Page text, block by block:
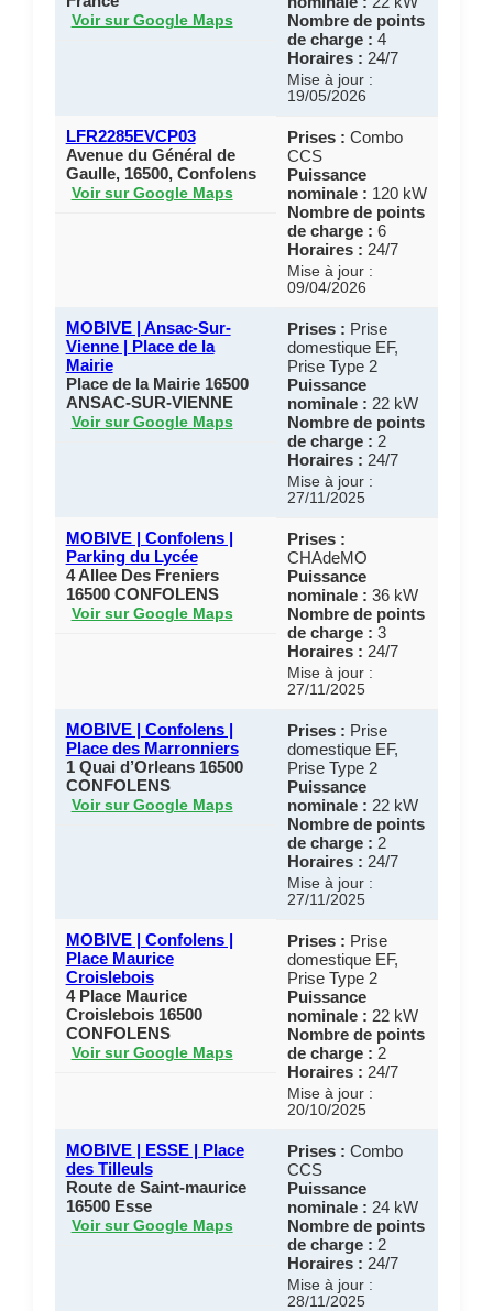
Voir sur Google Maps
Nombre de points
de charge : 4
Horaires : 24/7
Mise à jour :
19/05/2026
LFR2285EVCP03
Avenue du Général de
Gaulle, 16500, Confolens
Voir sur Google Maps
Prises : Combo
CCS
Puissance
nominale : 120 kW
Nombre de points
de charge : 6
Horaires : 24/7
Mise à jour :
09/04/2026
MOBIVE | Ansac-Sur-
Vienne | Place de la
Mairie
Place de la Mairie 16500
ANSAC-SUR-VIENNE
Voir sur Google Maps
Prises : Prise
domestique EF,
Prise Type 2
Puissance
nominale : 22 kW
Nombre de points
de charge : 2
Horaires : 24/7
Mise à jour :
27/11/2025
MOBIVE | Confolens |
Parking du Lycée
4 Allee Des Freniers
16500 CONFOLENS
Voir sur Google Maps
Prises :
CHAdeMO
Puissance
nominale : 36 kW
Nombre de points
de charge : 3
Horaires : 24/7
Mise à jour :
27/11/2025
MOBIVE | Confolens |
Place des Marronniers
1 Quai d’Orleans 16500
CONFOLENS
Voir sur Google Maps
Prises : Prise
domestique EF,
Prise Type 2
Puissance
nominale : 22 kW
Nombre de points
de charge : 2
Horaires : 24/7
Mise à jour :
27/11/2025
MOBIVE | Confolens |
Place Maurice
Croislebois
4 Place Maurice
Croislebois 16500
CONFOLENS
Voir sur Google Maps
Prises : Prise
domestique EF,
Prise Type 2
Puissance
nominale : 22 kW
Nombre de points
de charge : 2
Horaires : 24/7
Mise à jour :
20/10/2025
MOBIVE | ESSE | Place
des Tilleuls
Route de Saint-maurice
16500 Esse
Voir sur Google Maps
Prises : Combo
CCS
Puissance
nominale : 24 kW
Nombre de points
de charge : 2
Horaires : 24/7
Mise à jour :
28/11/2025